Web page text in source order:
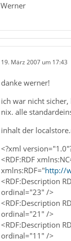
Werner
19. März 2007 um 17:43
danke werner!
ich war nicht
nix. alle
inhalt der
<?xml
<RDF:RDF
xmlns:RDF="http://
<RDF:Description
ordinal="23" />
<RDF:Description
ordinal="21" />
<RDF:Description
ordinal="11" />